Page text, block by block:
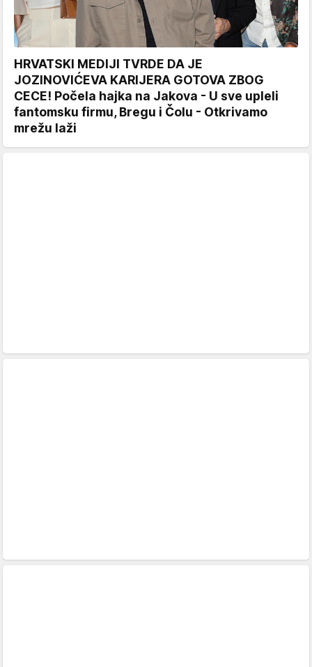
HRVATSKI MEDIJI TVRDE DA JE
JOZINOVIĆEVA KARIJERA GOTOVA ZBOG
CECE! Počela hajka na Jakova - U sve upleli
fantomsku firmu, Bregu i Čolu - Otkrivamo
mrežu laži